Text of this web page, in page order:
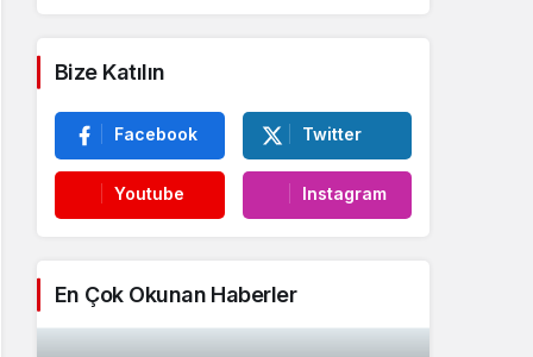
Bize Katılın
Facebook Twitter
Youtube Instagram
En Çok Okunan Haberler